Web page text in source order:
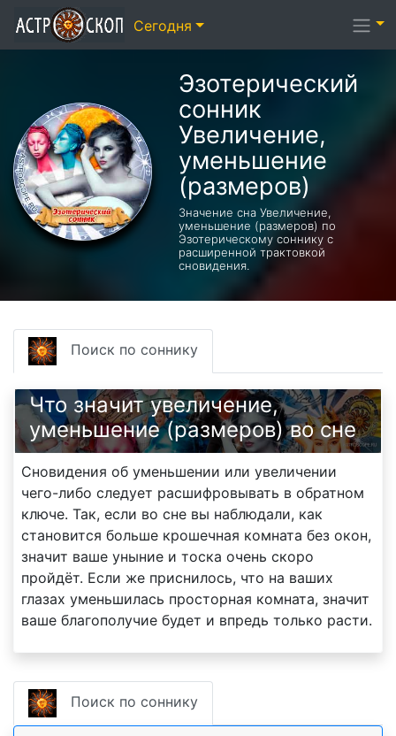
Эзотерический
cонник
Увеличение,
уменьшение
(размеров)
Значение сна Увеличение,
уменьшение (размеров) по
Эзотерическому соннику с
расширенной трактовкой
сновидения.
Поиск по соннику
Что значит увеличение,
уменьшение (размеров) во сне
Сновидения об уменьшении или увеличении
чего-либо следует расшифровывать в обратном
ключе. Так, если во сне вы наблюдали, как
становится больше крошечная комната без окон,
значит ваше уныние и тоска очень скоро
пройдёт. Если же приснилось, что на ваших
глазах уменьшилась просторная комната, значит
ваше благополучие будет и впредь только расти.
Поиск по соннику
Сегодня